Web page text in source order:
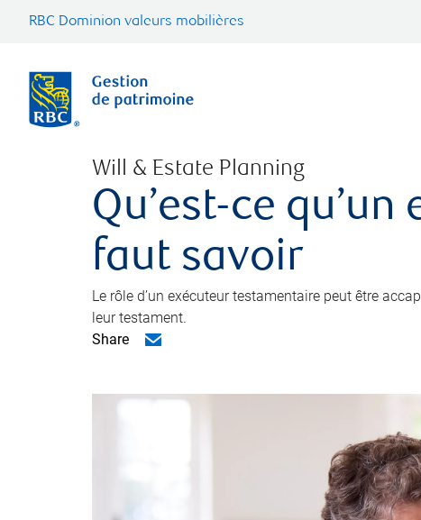
RBC Dominion valeurs mobilières
Will & Estate Planning
Qu’est-ce
faut savoir
Le rôle d’un exécuteur testamentaire peut être
leur testament.
Share